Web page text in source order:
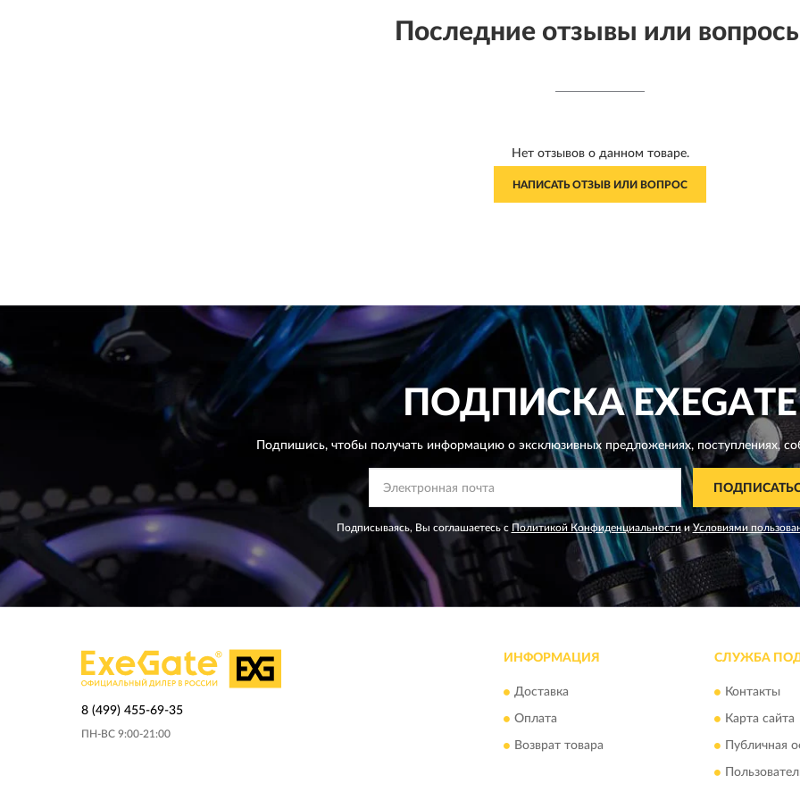
Последние отзывы или
Нет отзывов о данном товаре.
НАПИСАТЬ ОТЗЫВ ИЛИ ВОПРОС
ПОДПИСКАEXEGATE
Подпишись, чтобы получать информацию о эксклюзивных предложениях,поступлениях,
Подписываясь, Вы соглашаетесь с Политикой Конфиденциальности иУсловиями
8 (499) 455-69-35
ПН-ВС 9:00-21:00
ИНФОРМАЦИЯ
Доставка
Оплата
Возврат товара
СЛУЖБА
Контакты
Карта сайта
Публичная